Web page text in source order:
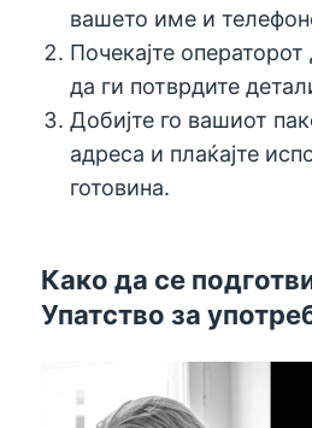
вашето име и
Почекајте операторот
да ги потврдите
Добијте го вашиот
адреса и плаќајте
готовина.
Како да се
Упатство за